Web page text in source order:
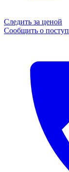
Следить за ценой
Сообщить о